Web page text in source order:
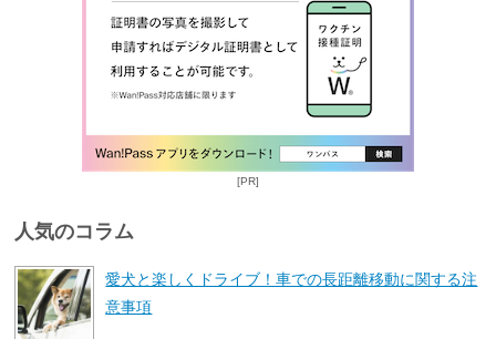
[PR]
人気のコラム
愛犬と楽しくドライブ！車での長距離移動に関する注
意事項